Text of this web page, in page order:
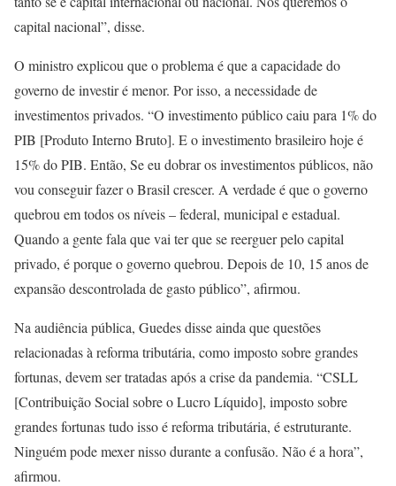
capital nacional”, disse.
O ministro explicou que o problema é que a capacidade do
governo de investir é menor. Por isso, a necessidade de
investimentos privados. “O investimento público caiu para 1% do
PIB [Produto Interno Bruto]. E o investimento brasileiro hoje é
15% do PIB. Então, Se eu dobrar os investimentos públicos, não
vou conseguir fazer o Brasil crescer. A verdade é que o governo
quebrou em todos os níveis – federal, municipal e estadual.
Quando a gente fala que vai ter que se reerguer pelo capital
privado, é porque o governo quebrou. Depois de 10, 15 anos de
expansão descontrolada de gasto público”, afirmou.
Na audiência pública, Guedes disse ainda que questões
relacionadas à reforma tributária, como imposto sobre grandes
fortunas, devem ser tratadas após a crise da pandemia. “CSLL
[Contribuição Social sobre o Lucro Líquido], imposto sobre
grandes fortunas tudo isso é reforma tributária, é estruturante.
Ninguém pode mexer nisso durante a confusão. Não é a hora”,
afirmou.